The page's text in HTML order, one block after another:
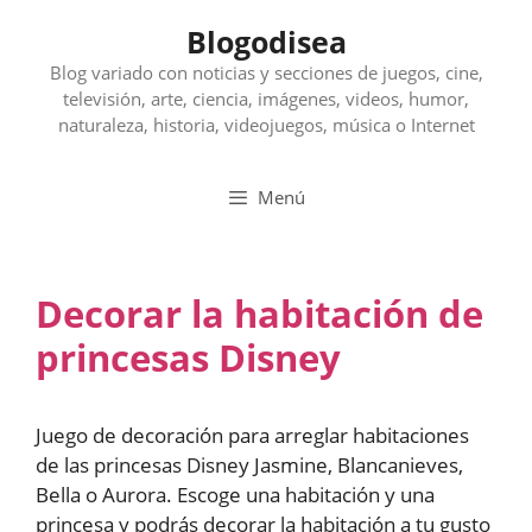
contenido
Blogodisea
Blog variado con noticias y secciones de juegos, cine,
televisión, arte, ciencia, imágenes, videos, humor,
naturaleza, historia, videojuegos, música o Internet
Menú
Decorar la habitación de
princesas Disney
Juego de decoración para arreglar habitaciones
de las princesas Disney Jasmine, Blancanieves,
Bella o Aurora. Escoge una habitación y una
princesa y podrás decorar la habitación a tu gusto